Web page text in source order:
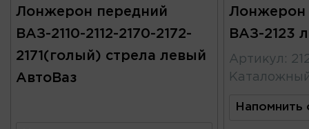
Лонжерон передний
ВАЗ-2110-2112-2170-2172-
2171(голый) стрела левый
АвтоВаз
Лонжерон
ВАЗ-2123
Артикул :
Напомнить